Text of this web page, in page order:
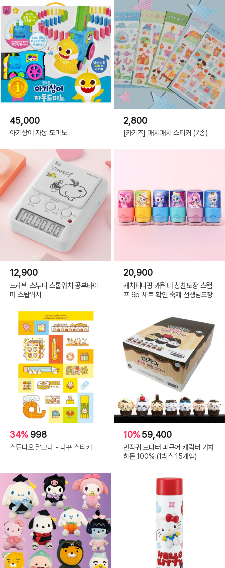
45,000
아기상어 자동 도미노
2,800
[카키즈] 패치패치 스티커 (7종)
12,900
드레텍 스누피 스톱워치 공부타이
머 스탑워치
20,900
캐치티니핑 캐릭터 칭찬도장 스탬
프 6p 세트 확인 숙제 선생님도장
34% 998
스튜디오 달고나 - 다꾸 스티커
10%59,400
먼작귀 모니터 피규어 캐릭터 가챠
히든 100% (1박스 15개입)